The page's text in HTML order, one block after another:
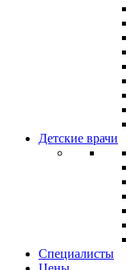
Детские врачи
Специалисты